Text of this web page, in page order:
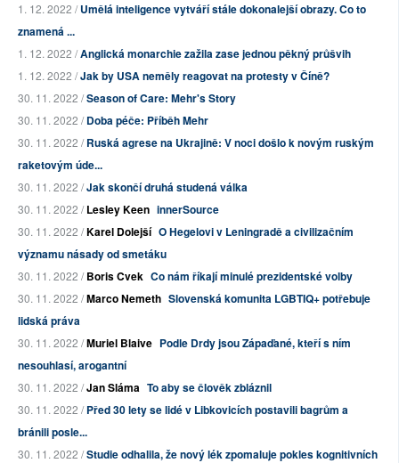
1. 12. 2022 /Umělá inteligence vytváří stále dokonalejší obrazy. Co to
znamená ...
1. 12. 2022 /Anglická monarchie zažila zase jednou pěkný průšvih
1. 12. 2022 /Jak by USA neměly reagovat na protesty v Číně?
30. 11. 2022 /Season of Care: Mehr's Story
30. 11. 2022 /Doba péče: Příběh Mehr
30. 11. 2022 /Ruská agrese na Ukrajině: V noci došlo k novým ruským
raketovým úde...
30. 11. 2022 /Jak skončí druhá studená válka
30. 11. 2022 /Lesley Keen innerSource
30. 11. 2022 /Karel Dolejší O Hegelovi v Leningradě a civilizačním
významu násady od smetáku
30. 11. 2022 /Boris Cvek Co nám říkají minulé prezidentské volby
30. 11. 2022 /Marco Nemeth Slovenská komunita LGBTIQ+ potřebuje
lidská práva
30. 11. 2022 /Muriel Blaive Podle Drdy jsou Zápaďané, kteří s ním
nesouhlasí, arogantní
30. 11. 2022 /Jan Sláma To aby se člověk zbláznil
30. 11. 2022 /Před 30 lety se lidé v Libkovicích postavili bagrům a
bránili posle...
30. 11. 2022 /Studie odhalila, že nový lék zpomaluje pokles kognitivních